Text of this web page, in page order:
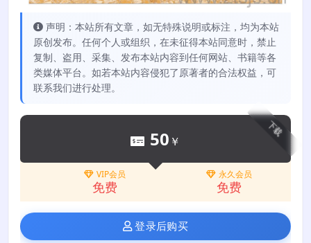
声明：本站所有文章，如无特殊说明或标注，均为本站
原创发布。任何个人或组织，在未征得本站同意时，禁止
复制、盗用、采集、发布本站内容到任何网站、书籍等各
类媒体平台。如若本站内容侵犯了原著者的合法权益，可
联系我们进行处理。
下载
50 ￥
VIP会员
免费
永久会员
免费
登录后购买